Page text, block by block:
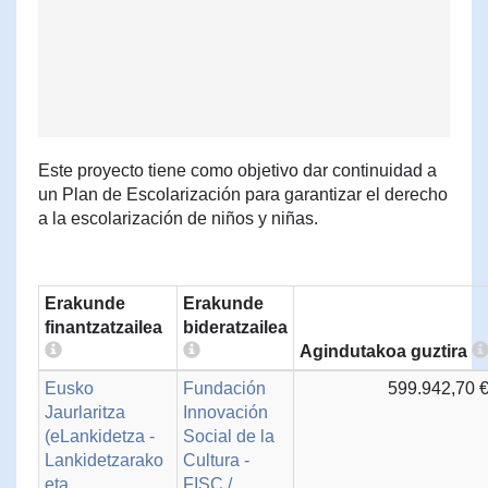
Este proyecto tiene como objetivo dar continuidad a
un Plan de Escolarización para garantizar el derecho
a la escolarización de niños y niñas.
Erakunde
finantzatzailea
Erakunde
bideratzailea
Agindutakoa guztira
Eusko
Jaurlaritza
(eLankidetza -
Lankidetzarako
eta
Fundación
Innovación
Social de la
Cultura -
FISC /
599.942,70 €